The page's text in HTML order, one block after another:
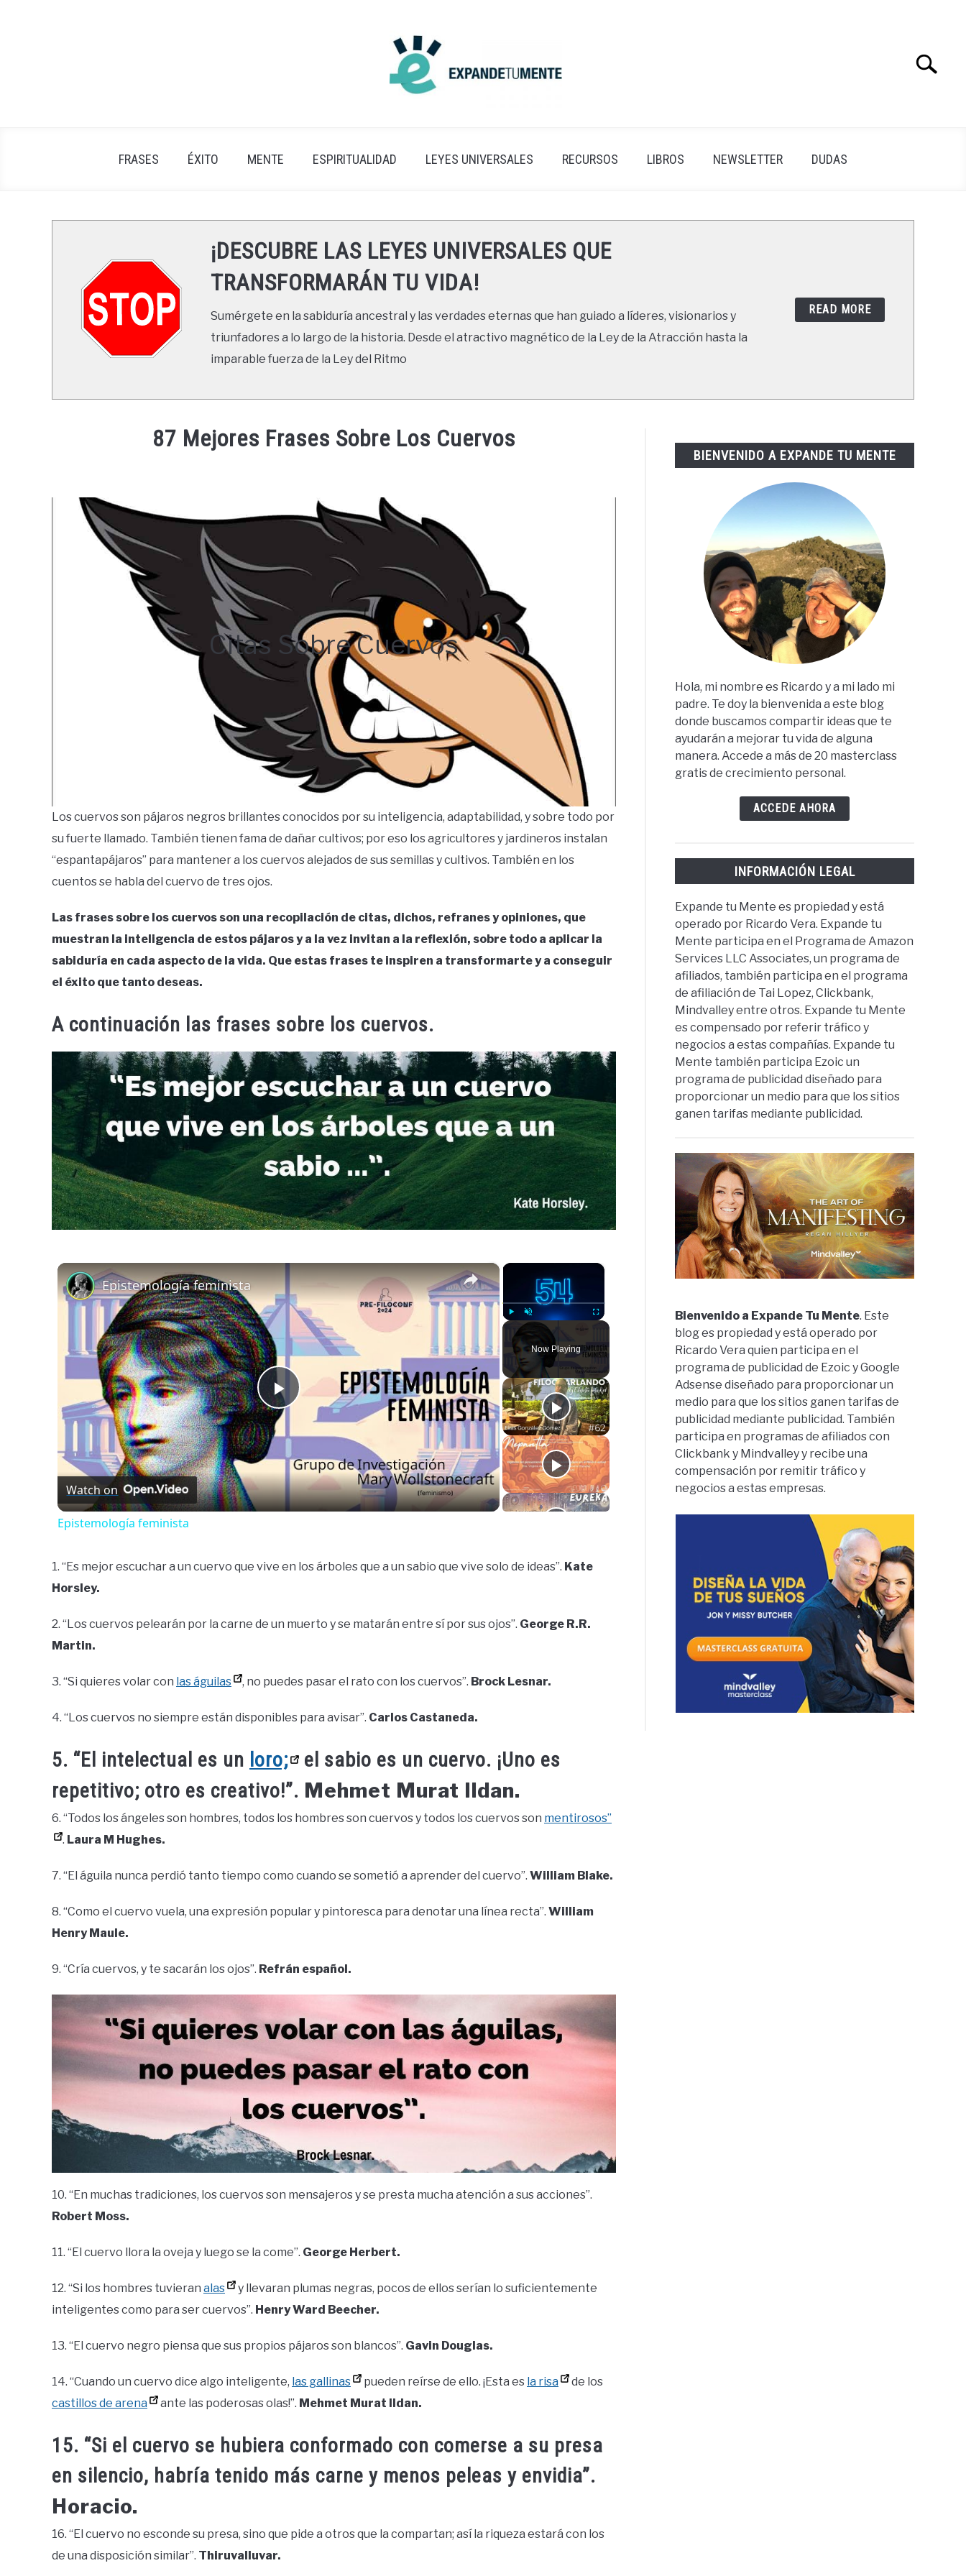
Search
FRASES ÉXITO MENTE ESPIRITUALIDAD LEYES UNIVERSALES RECURSOS LIBROS NEWSLETTER DUDAS
¡DESCUBRE LAS LEYES UNIVERSALES QUE
TRANSFORMARÁN TU VIDA!
Sumérgete en la sabiduría ancestral y las verdades eternas que han guiado a líderes, visionarios y
triunfadores a lo largo de la historia. Desde el atractivo magnético de la Ley de la Atracción hasta la
imparable fuerza de la Ley del Ritmo
READ MORE
87 Mejores Frases Sobre Los Cuervos
Ricardo
Citas Sobre Cuervos
Los cuervos son pájaros negros brillantes conocidos por su inteligencia, adaptabilidad, y sobre todo por
su fuerte llamado. También tienen fama de dañar cultivos; por eso los agricultores y jardineros instalan
“espantapájaros” para mantener a los cuervos alejados de sus semillas y cultivos. También en los
cuentos se habla del cuervo de tres ojos.
Las frases sobre los cuervos son una recopilación de citas, dichos, refranes y opiniones, que
muestran la inteligencia de estos pájaros y a la vez invitan a la reflexión, sobre todo a aplicar la
sabiduría en cada aspecto de la vida. Que estas frases te inspiren a transformarte y a conseguir
el éxito que tanto deseas.
A continuación las frases sobre los cuervos.
×
Play Unmute Fullscreen
Now Playing
×
Play
Video
Epistemología feminista
Watch on
Epistemología feminista
1. “Es mejor escuchar a un cuervo que vive en los árboles que a un sabio que vive solo de ideas”. Kate
Horsley.
2. “Los cuervos pelearán por la carne de un muerto y se matarán entre sí por sus ojos”. George R.R.
Martin.
3. “Si quieres volar con las águilas , no puedes pasar el rato con los cuervos”. Brock Lesnar.
4. “Los cuervos no siempre están disponibles para avisar”. Carlos Castaneda.
5. “El intelectual es un loro;
el sabio es un cuervo. ¡Uno es
repetitivo; otro es creativo!”. Mehmet Murat Ildan.
6. “Todos los ángeles son hombres, todos los hombres son cuervos y todos los cuervos son mentirosos”
. Laura M Hughes.
7. “El águila nunca perdió tanto tiempo como cuando se sometió a aprender del cuervo”. William Blake.
8. “Como el cuervo vuela, una expresión popular y pintoresca para denotar una línea recta”. William
Henry Maule.
9. “Cría cuervos, y te sacarán los ojos”. Refrán español.
10. “En muchas tradiciones, los cuervos son mensajeros y se presta mucha atención a sus acciones”.
Robert Moss.
11. “El cuervo llora la oveja y luego se la come”. George Herbert.
12. “Si los hombres tuvieran alas
y llevaran plumas negras, pocos de ellos serían lo suficientemente
inteligentes como para ser cuervos”. Henry Ward Beecher.
13. “El cuervo negro piensa que sus propios pájaros son blancos”. Gavin Douglas.
14. “Cuando un cuervo dice algo inteligente, las gallinas pueden reírse de ello. ¡Esta es la risa
de los
castillos de arena
ante las poderosas olas!”. Mehmet Murat Ildan.
15. “Si el cuervo se hubiera conformado con comerse a su presa
en silencio, habría tenido más carne y menos peleas y envidia”.
Horacio.
16. “El cuervo no esconde su presa, sino que pide a otros que la compartan; así la riqueza estará con los
de una disposición similar”. Thiruvalluvar.
BIENVENIDO A EXPANDE TU MENTE
Hola, mi nombre es Ricardo y a mi lado mi
padre. Te doy la bienvenida a este blog
donde buscamos compartir ideas que te
ayudarán a mejorar tu vida de alguna
manera. Accede a más de 20 masterclass
gratis de crecimiento personal.
ACCEDE AHORA
INFORMACIÓN LEGAL
Expande tu Mente es propiedad y está
operado por Ricardo Vera. Expande tu
Mente participa en el Programa de Amazon
Services LLC Associates, un programa de
afiliados, también participa en el programa
de afiliación de Tai Lopez, Clickbank,
Mindvalley entre otros. Expande tu Mente
es compensado por referir tráfico y
negocios a estas compañías. Expande tu
Mente también participa Ezoic un
programa de publicidad diseñado para
proporcionar un medio para que los sitios
ganen tarifas mediante publicidad.
Bienvenido a Expande Tu Mente. Este
blog es propiedad y está operado por
Ricardo Vera quien participa en el
programa de publicidad de Ezoic y Google
Adsense diseñado para proporcionar un
medio para que los sitios ganen tarifas de
publicidad mediante publicidad. También
participa en programas de afiliados con
Clickbank y Mindvalley y recibe una
compensación por remitir tráfico y
negocios a estas empresas.